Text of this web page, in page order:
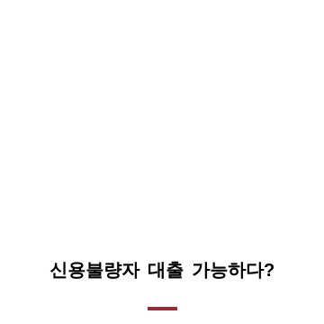
신용불량자 대출 가능하다?